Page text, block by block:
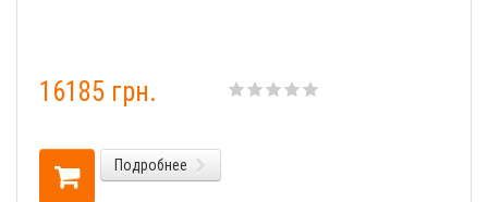
16185 грн.
Подробнее